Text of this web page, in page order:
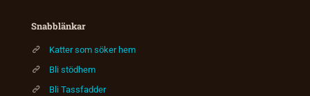
Snabblänkar
Katter som söker hem
Bli stödhem
Bli Tassfadder